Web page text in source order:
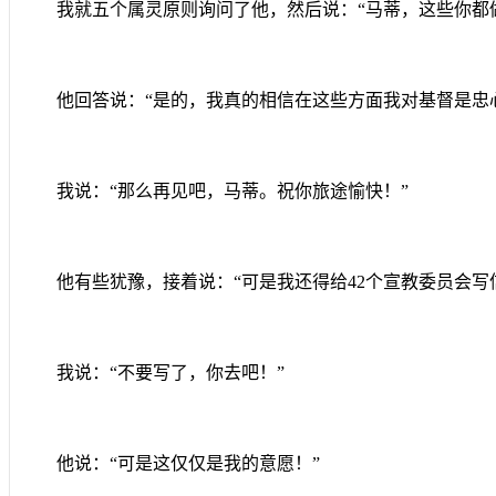
我就五个属灵原则询问了他，然后说：“马蒂，这些你都
他回答说：“是的，我真的相信在这些方面我对基督是忠
我说：“那么再见吧，马蒂。祝你旅途愉快！”
他有些犹豫，接着说：“可是我还得给42个宣教委员会写
我说：“不要写了，你去吧！”
他说：“可是这仅仅是我的意愿！”